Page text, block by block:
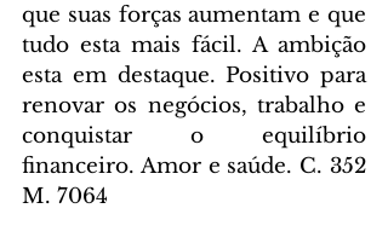
que suas forças aumentam e que
tudo esta mais fácil. A ambição
esta em destaque. Positivo para
renovar os negócios, trabalho e
conquistar o equilíbrio
financeiro. Amor e saúde. C. 352
M. 7064